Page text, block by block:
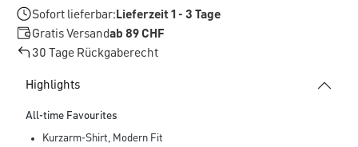
Sofort lieferbar:Lieferzeit 1 - 3 Tage
Gratis Versandab 89 CHF
30 Tage Rückgaberecht
Highlights
All-time Favourites
Kurzarm-Shirt, Modern Fit